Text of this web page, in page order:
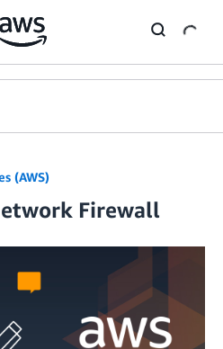
(AWS)
Firewall